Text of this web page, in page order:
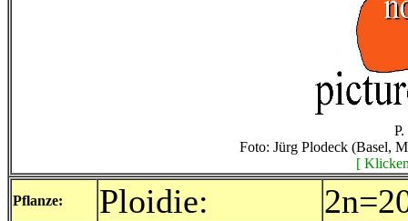
Foto: Jürg Plodeck (Basel,
[
Pflanze: Ploidie: